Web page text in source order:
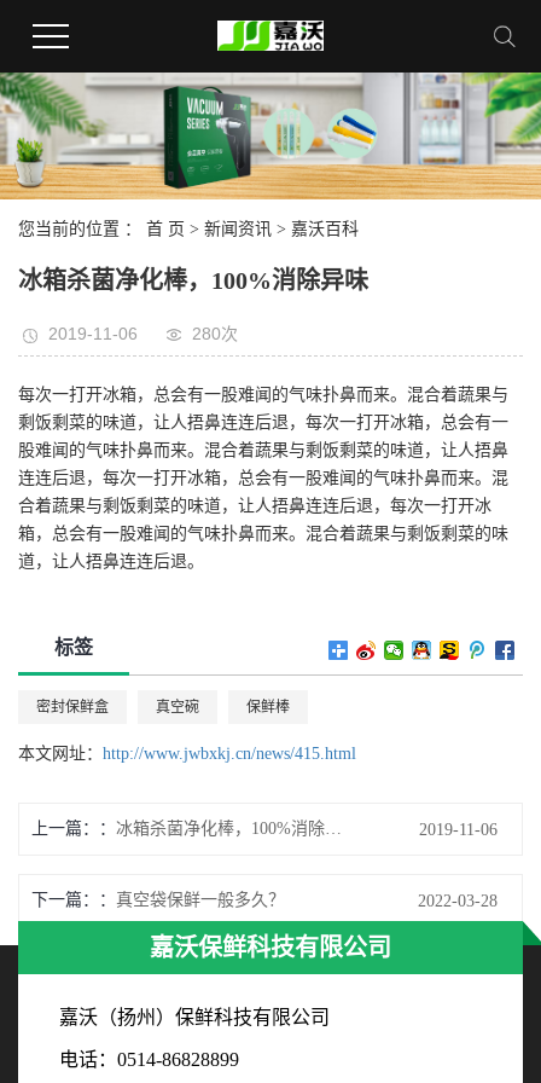
您当前的位置 ： 首 页 > 新闻资讯 > 嘉沃百科
冰箱杀菌净化棒，100%消除异味
2019-11-06 280次
每次一打开冰箱，总会有一股难闻的气味扑鼻而来。混合着蔬果与
剩饭剩菜的味道，让人捂鼻连连后退，每次一打开冰箱，总会有一
股难闻的气味扑鼻而来。混合着蔬果与剩饭剩菜的味道，让人捂鼻
连连后退，每次一打开冰箱，总会有一股难闻的气味扑鼻而来。混
合着蔬果与剩饭剩菜的味道，让人捂鼻连连后退，每次一打开冰
箱，总会有一股难闻的气味扑鼻而来。混合着蔬果与剩饭剩菜的味
道，让人捂鼻连连后退。
标签
密封保鲜盒 真空碗 保鲜棒
本文网址： http://www.jwbxkj.cn/news/415.html
上一篇： 冰箱杀菌净化棒，100%消除异味 2019-11-06
下一篇： 真空袋保鲜一般多久？ 2022-03-28
嘉沃保鲜科技有限公司
嘉沃（扬州）保鲜科技有限公司
电话：0514-86828899